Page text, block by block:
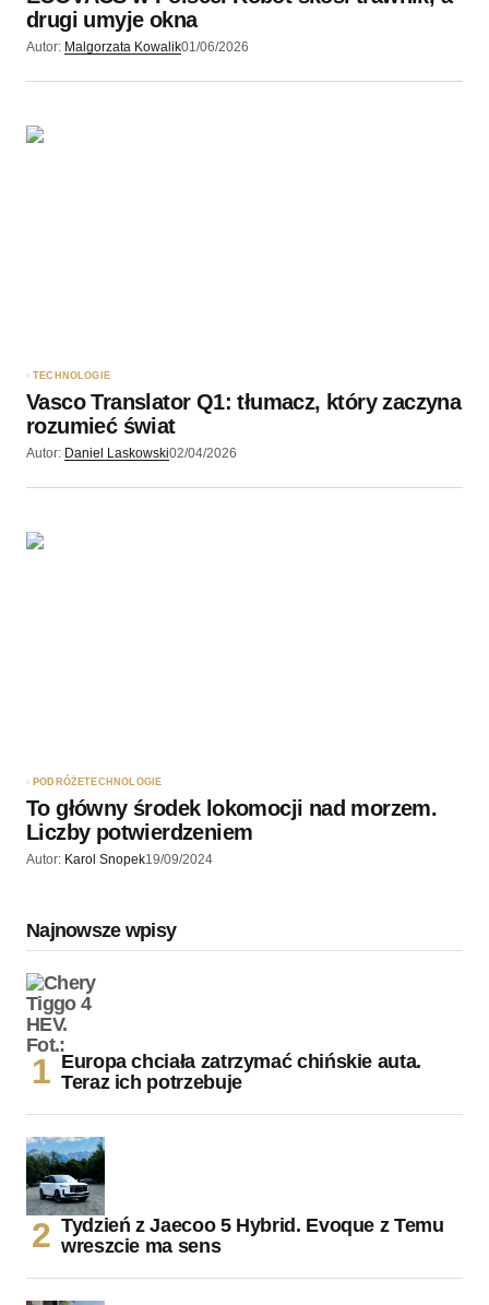
drugi umyje okna
Autor: Malgorzata Kowalik01/06/2026
TECHNOLOGIE
Vasco Translator Q1: tłumacz, który zaczyna
rozumieć świat
Autor: Daniel Laskowski02/04/2026
PODRÓŻETECHNOLOGIE
To główny środek lokomocji nad morzem.
Liczby potwierdzeniem
Autor: Karol Snopek19/09/2024
Najnowsze wpisy
Europa chciała zatrzymać chińskie auta.
Teraz ich potrzebuje
Tydzień z Jaecoo 5 Hybrid. Evoque z Temu
wreszcie ma sens